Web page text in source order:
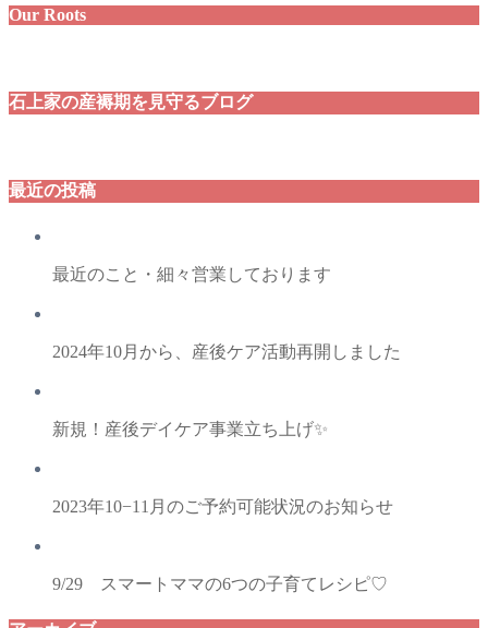
Our Roots
石上家の産褥期を見守るブログ
最近の投稿
最近のこと・細々営業しております
2024年10月から、産後ケア活動再開しました
新規！産後デイケア事業立ち上げ✨
2023年10−11月のご予約可能状況のお知らせ
9/29 スマートママの6つの子育てレシピ♡